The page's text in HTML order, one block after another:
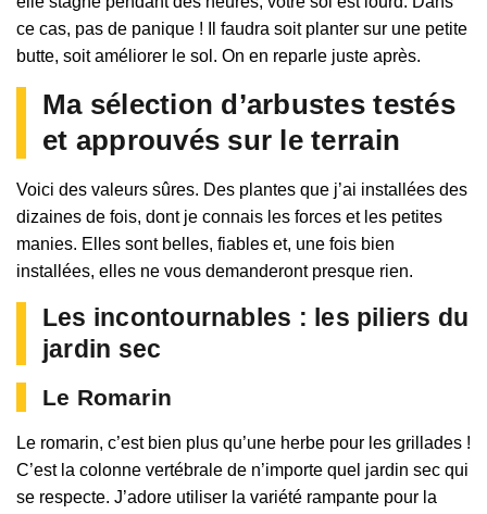
ce cas, pas de panique ! Il faudra soit planter sur une petite
butte, soit améliorer le sol. On en reparle juste après.
Ma sélection d’arbustes testés
et approuvés sur le terrain
Voici des valeurs sûres. Des plantes que j’ai installées des
dizaines de fois, dont je connais les forces et les petites
manies. Elles sont belles, fiables et, une fois bien
installées, elles ne vous demanderont presque rien.
Les incontournables : les piliers du
jardin sec
Le Romarin
Le romarin, c’est bien plus qu’une herbe pour les grillades !
C’est la colonne vertébrale de n’importe quel jardin sec qui
se respecte. J’adore utiliser la variété rampante pour la